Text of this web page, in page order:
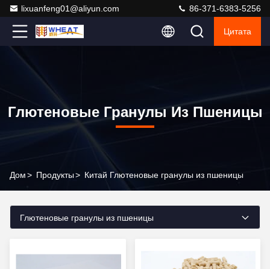
lixuanfeng01@aliyun.com 86-371-6383-5256
Цитата
Глютеновые Гранулы Из Пшеницы
Дом> Продукты> Китай Глютеновые гранулы из пшеницы
Глютеновые гранулы из пшеницы